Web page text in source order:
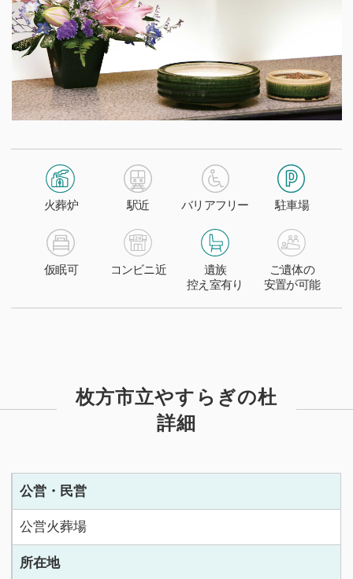
火葬炉 駅近 バリアフリー 駐車場
仮眠可 コンビニ近
遺族
控え室有り
ご遺体の
安置が可能
枚方市立やすらぎの杜
詳細
公営・民営
公営火葬場
所在地